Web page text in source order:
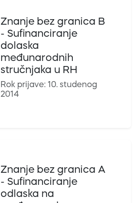
Znanje bez granica B
- Sufinanciranje
dolaska
međunarodnih
stručnjaka u RH
Rok prijave: 10. studenog
2014
Znanje bez granica A
- Sufinanciranje
odlaska na